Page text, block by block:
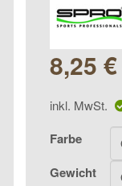
8,25 €
inkl. MwSt.
Farbe
Gewicht